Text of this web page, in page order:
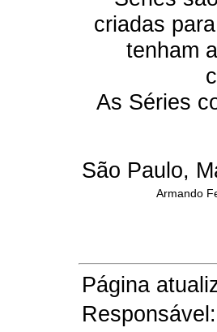
criadas
tenham
As Séries
São Paulo,
Armando
Página